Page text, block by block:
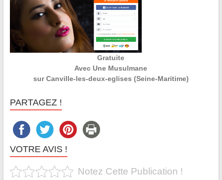
Gratuite
Avec Une Musulmane
sur Canville-les-deux-eglises (Seine-Maritime)
PARTAGEZ !
VOTRE AVIS !
Notez Cette Publication !